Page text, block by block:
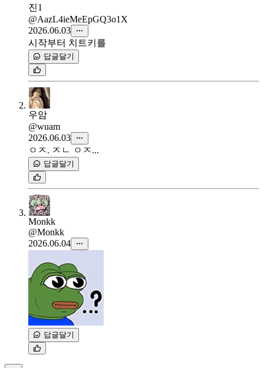
진1
@AazL4ieMeEpGQ3o1X
2026.06.03
시작부터 치트키를
답글달기
우암
@wuam
2026.06.03
ㅇㅈ. ㅈㄴ ㅇㅈ...
답글달기
Monkk
@Monkk
2026.06.04
답글달기